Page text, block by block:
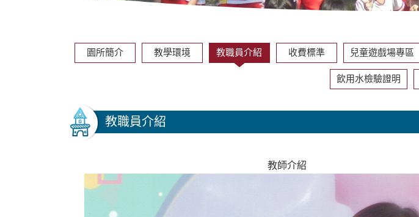
園所簡介 教學環境 教職員介紹 收費標準 兒童遊戲場專區
飲用水檢驗證明
教職員介紹
教師介紹